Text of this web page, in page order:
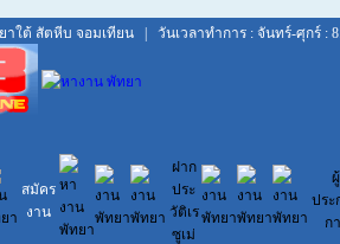
าใต้ สัตหีบ จอมเทียน | วันเวลาทำการ : จันทร์-ศุกร์ :
สมัคร
งาน
ฝาก
ประ
วัติเร
ซูเม่
ผู้
ประ
ก